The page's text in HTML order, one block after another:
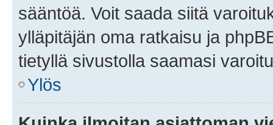
sääntöä. Voit saada siitä
ylläpitäjän oma ratkaisu ja
tietyllä sivustolla saamasi
Ylös